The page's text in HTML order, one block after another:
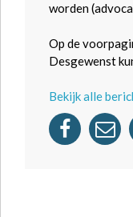
worden
Op de
Desgewenst
Bekijk alle